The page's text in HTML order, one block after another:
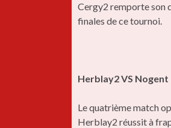
Cergy2 remporte son
finales de ce tournoi.
Herblay2 VS Nogent
Le quatrième match
Herblay2 réussit à